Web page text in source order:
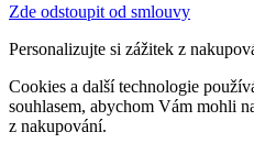
Zde odstoupit od smlouvy
Personalizujte si zážitek z
Cookies a další technologie
souhlasem, abychom Vám mohli
z nakupování.